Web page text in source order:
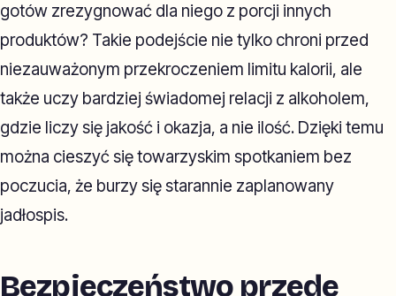
gotów zrezygnować dla niego z porcji innych
produktów? Takie podejście nie tylko chroni przed
niezauważonym przekroczeniem limitu kalorii, ale
także uczy bardziej świadomej relacji z alkoholem,
gdzie liczy się jakość i okazja, a nie ilość. Dzięki temu
można cieszyć się towarzyskim spotkaniem bez
poczucia, że burzy się starannie zaplanowany
jadłospis.
Bezpieczeństwo przede